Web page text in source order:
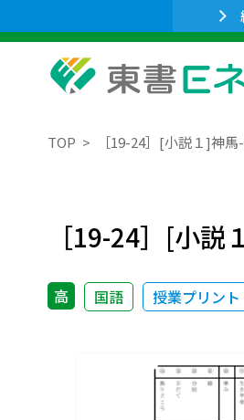
TOP ［19-24］[小説１]神
［19-24］[小
高 国語 授業プリン